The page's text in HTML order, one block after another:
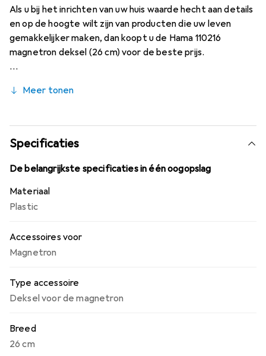
Als u bij het inrichten van uw huis waarde hecht aan details
en op de hoogte wilt zijn van producten die uw leven
gemakkelijker maken, dan koopt u de Hama 110216
magnetron deksel (26 cm) voor de beste prijs.
Meer tonen
Specificaties
De belangrijkste specificaties in één oogopslag
Materiaal
Plastic
Accessoires voor
Magnetron
Type accessoire
Deksel voor de magnetron
Breed
26 cm